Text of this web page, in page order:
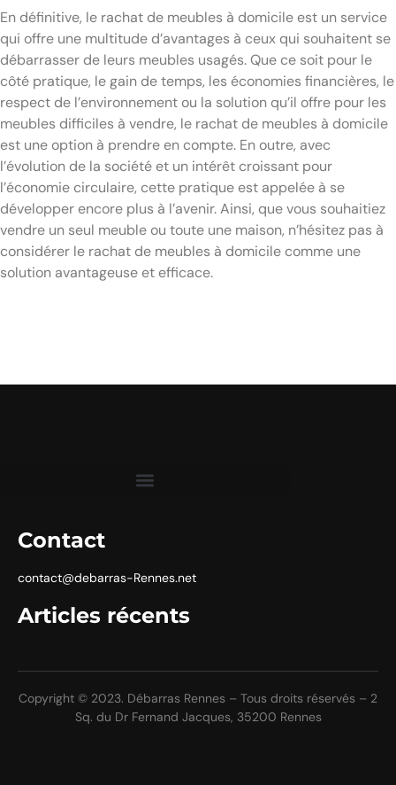
En définitive, le rachat de meubles à domicile est un service
qui offre une multitude d’avantages à ceux qui souhaitent se
débarrasser de leurs meubles usagés. Que ce soit pour le
côté pratique, le gain de temps, les économies financières, le
respect de l’environnement ou la solution qu’il offre pour les
meubles difficiles à vendre, le rachat de meubles à domicile
est une option à prendre en compte. En outre, avec
l’évolution de la société et un intérêt croissant pour
l’économie circulaire, cette pratique est appelée à se
développer encore plus à l’avenir. Ainsi, que vous souhaitiez
vendre un seul meuble ou toute une maison, n’hésitez pas à
considérer le rachat de meubles à domicile comme une
solution avantageuse et efficace.
Contact
contact@debarras-Rennes.net
Articles récents
Copyright © 2023. Débarras Rennes – Tous droits réservés – 2
Sq. du Dr Fernand Jacques, 35200 Rennes